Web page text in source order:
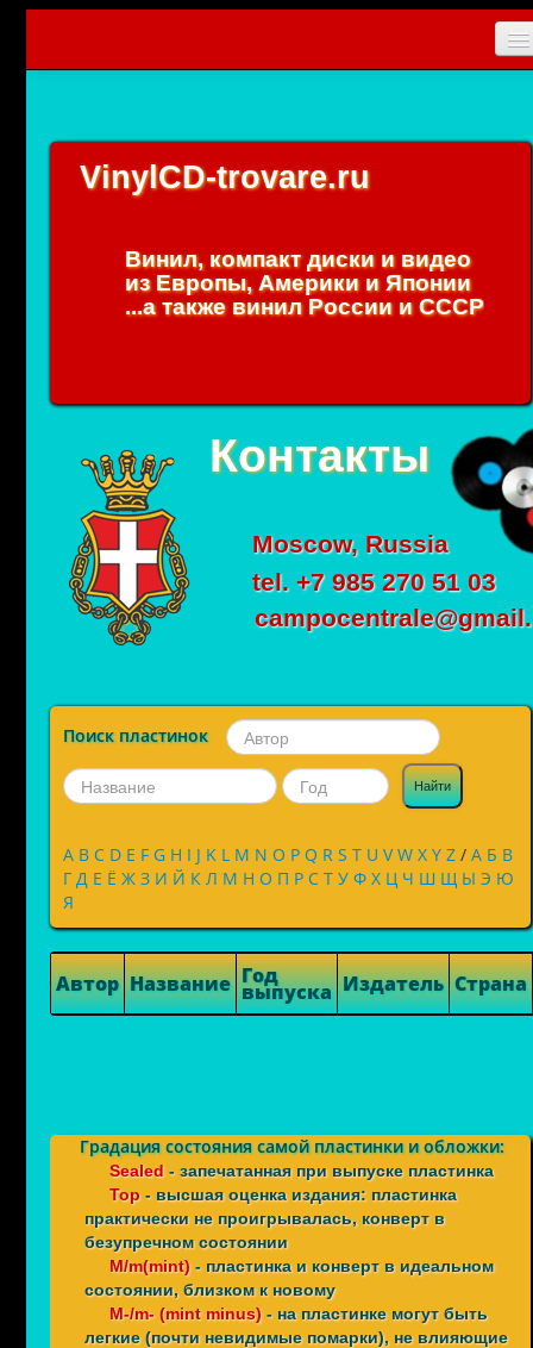
Главная
Коллекционные прибамбасы
Упаковки
VinylCD-trovare.ru
Винил, компакт диски и видео
из Европы, Америки и Японии
...а также винил России и СССР
Контакты
Moscow, Russia
tel. +7 985 270 51 03
Поиск пластинок
Найти
A B C D E F G H I J K L M N O P Q R S T U V W X Y Z / А Б В
Г Д Е Ё Ж З И Й К Л М Н О П Р С Т У Ф Х Ц Ч Ш Щ Ы Э Ю
Я
Автор Название Год
выпуска Издатель Страна
Градация состояния самой пластинки и обложки:
Sealed- запечатанная при выпуске пластинка
Top- высшая оценка издания: пластинка
практически не проигрывалась, конверт в
безупречном состоянии
M/m(mint)- пластинка и конверт в идеальном
состоянии, близком к новому
M-/m- (mint minus)- на пластинке могут быть
легкие (почти невидимые помарки), не влияющие